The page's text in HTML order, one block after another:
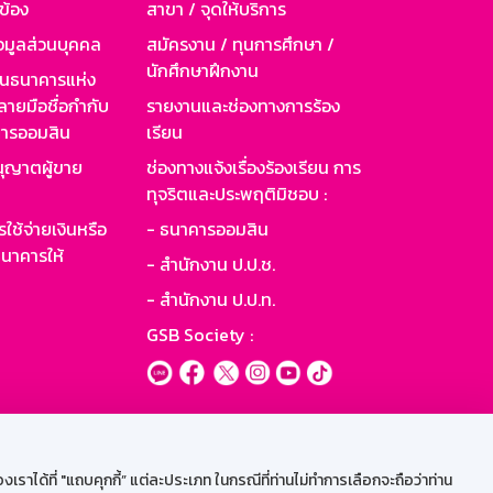
ได้ที่ "แถบคุกกี้” แต่ละประเภท ในกรณีที่ท่านไม่ทำการเลือกจะถือว่าท่าน
อง
มูลส่วนบุคคล
นาคารแห่ง
ายมือชื่อกำกับ
รออมสิน
ญาตผู้ขาย
ช้จ่ายเงินหรือ
คารให้
สาขา / จุดให้บริการ
สมัครงาน / ทุนการศึกษา /
นักศึกษาฝึกงาน
รายงานและช่องทางการร้อง
เรียน
ช่องทางแจ้งเรื่องร้องเรียน การ
ทุจริตและประพฤติมิชอบ :
- ธนาคารออมสิน
- สำนักงาน ป.ป.ช.
- สำนักงาน ป.ป.ท.
GSB Society :